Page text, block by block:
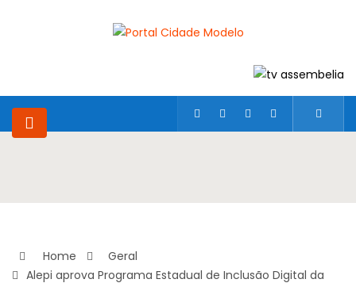
Home
Geral
Alepi aprova Programa Estadual de Inclusão Digital da